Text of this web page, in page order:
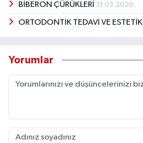
BİBERON ÇÜRÜKLERİ 31.03.2020
ORTODONTİK TEDAVİ VE ESTETİK
Yorumlar